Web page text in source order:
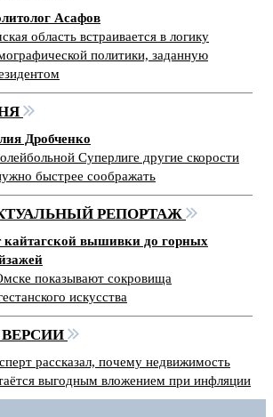
Асафов
область встраивается в логику
политики, заданную
Дробченко
Суперлиге другие скорости
быстрее соображать
РЕПОРТАЖ
кайтагской вышивки до горных
показывают сокровища
искусства
рассказал, почему недвижимость
выгодным вложением при инфляции